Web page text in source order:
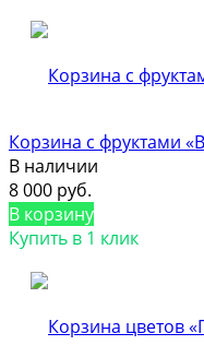
Корзина с фруктами
В наличии
8 000 руб.
В корзину
Купить в 1 клик